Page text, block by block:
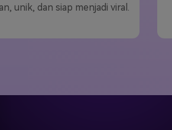
unik, dan siap menjadi viral.